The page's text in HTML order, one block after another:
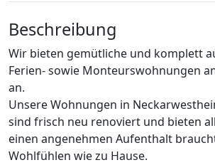
Beschreibung
Wir bieten gemütliche und komplett
Ferien- sowie Monteurswohnungen
an.
Unsere Wohnungen in
sind frisch neu renoviert und bieten
einen angenehmen Aufenthalt
Wohlfühlen wie zu Hause.